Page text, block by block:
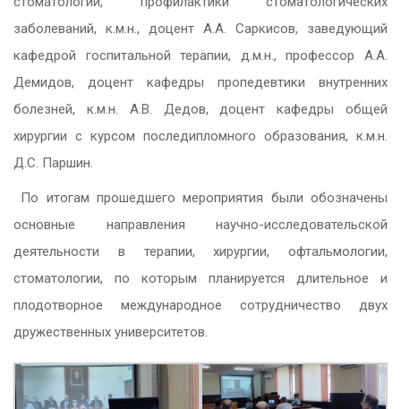
заболеваний, к.м.н., доцент А.А. Саркисов, заведующий
кафедрой госпитальной терапии, д.м.н., профессор А.А.
Демидов, доцент кафедры пропедевтики внутренних
болезней, к.м.н. А.В. Дедов, доцент кафедры общей
хирургии с курсом последипломного образования, к.м.н.
Д.С. Паршин.
По итогам прошедшего мероприятия были обозначены
основные направления научно-исследовательской
деятельности в терапии, хирургии, офтальмологии,
стоматологии, по которым планируется длительное и
плодотворное международное сотрудничество двух
дружественных университетов.